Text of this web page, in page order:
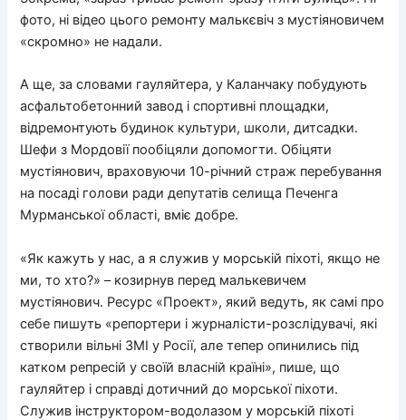
фото, ні відео цього ремонту малькєвіч з мустіяновичем
«скромно» не надали.
А ще, за словами гауляйтера, у Каланчаку побудують
асфальтобетонний завод і спортивні площадки,
відремонтують будинок культури, школи, дитсадки.
Шефи з Мордовії пообіцяли допомогти. Обіцяти
мустіянович, враховуючи 10-річний страж перебування
на посаді голови ради депутатів селища Печенга
Мурманської області, вміє добре.
«Як кажуть у нас, а я служив у морській піхоті, якщо не
ми, то хто?» – козирнув перед малькевичем
мустіянович. Ресурс «Проект», який ведуть, як самі про
себе пишуть «репортери і журналісти-розслідувачі, які
створили вільні ЗМІ у Росії, але тепер опинились під
катком репресій у своїй власній країні», пише, що
гауляйтер і справді дотичний до морської піхоти.
Служив інструктором-водолазом у морській піхоті